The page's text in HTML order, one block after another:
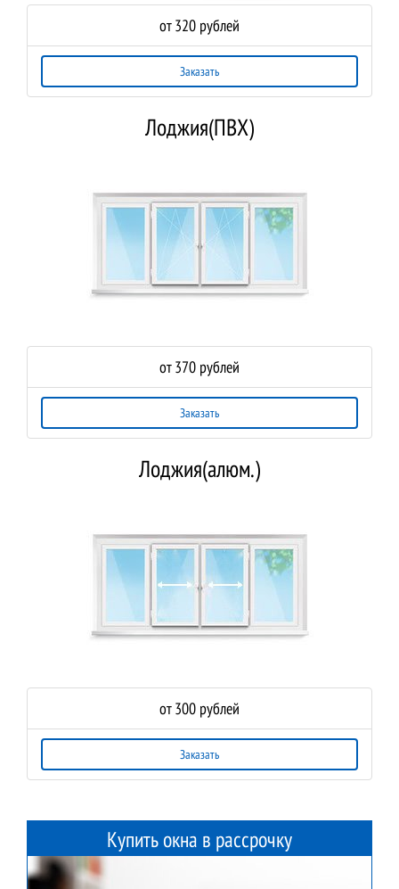
от 320 рублей
Заказать
Лоджия(ПВХ)
от 370 рублей
Заказать
Лоджия(алюм.)
от 300 рублей
Заказать
Купить окна в рассрочку